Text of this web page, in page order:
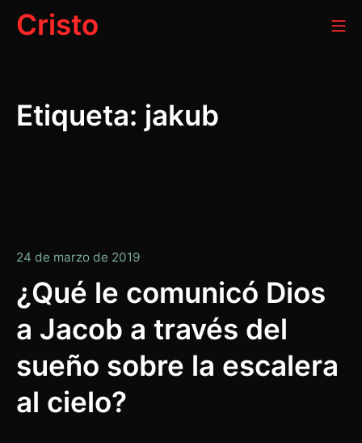
Cristo
Etiqueta: jakub
24 de marzo de 2019
enero
2020
¿Qué le comunicó Dios
a Jacob a través del
sueño sobre la escalera
al cielo?